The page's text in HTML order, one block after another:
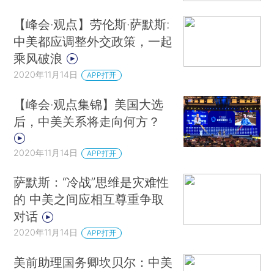
【峰会·观点】劳伦斯·萨默斯:
中美都应调整外交政策，一起
乘风破浪
2020年11月14日 APP打开
【峰会·观点集锦】美国大选
后，中美关系将走向何方？
2020年11月14日 APP打开
萨默斯：“冷战”思维是灾难性
的 中美之间应相互尊重争取
对话
2020年11月14日 APP打开
美前助理国务卿坎贝尔：中美